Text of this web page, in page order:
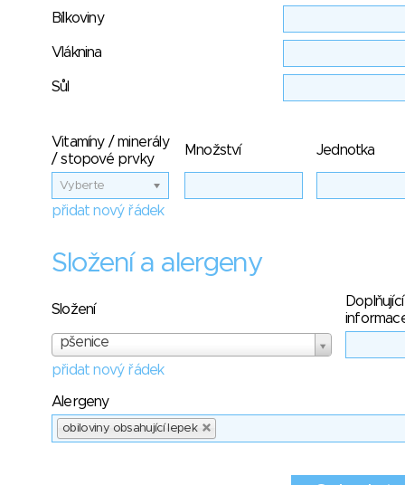
Bílkoviny
Vláknina
Sůl
Vitamíny / minerály
/ stopové prvky
Množství Jednotka
Vyberte
přidat nový řádek
Složení a alergeny
Složení
Doplňující
pšenice
přidat nový řádek
Alergeny
obiloviny obsahující lepek